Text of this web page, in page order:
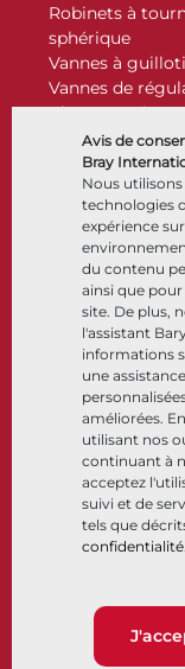
Avis de
Bray
Nous
technologies
expérience
du contenu
ainsi que
site. De plus,
l'assistant
informations
une
améliorées.
utilisant nos
continuant à
acceptez
suivi et de
tels que
confidentialité.
Robinets à
sphérique
Vannes à
Vannes de
Clapets
Actionneurs
Accessoires de
Cryogénique
Entreprise
À propos
Sites
Partenariats
Portail clients
Suivez-nous
© 2026